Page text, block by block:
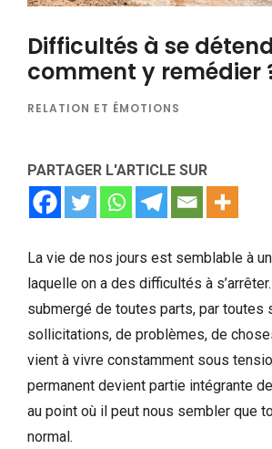
Difficultés à se
comment y remédier
RELATION ET ÉMOTIONS
PARTAGER L'ARTICLE SUR
La vie de nos jours est semblable à
laquelle on a des difficultés à
submergé de toutes parts, par toutes
sollicitations, de problèmes, de
vient à vivre constamment sous
permanent devient partie intégrante
au point où il peut nous sembler que
normal.